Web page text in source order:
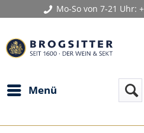
Mo-So von 7-21 Uhr:
Menü